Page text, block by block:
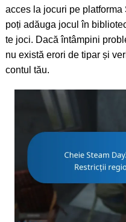
acces la jocuri pe
poți adăuga jocul în
te joci. Dacă întâmpini
nu există erori de tipar și
contul tău.